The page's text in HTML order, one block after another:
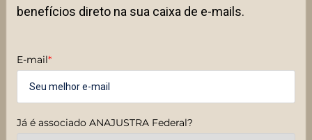
benefícios direto na sua caixa de e-mails.
E-mail*
Já é associado ANAJUSTRA Federal?